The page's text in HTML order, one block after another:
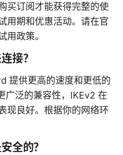
买订阅才能获得完整的使
用期和优惠活动。请在官
用政策。
接？
提供更高的速度和更低的
广泛的兼容性，IKEv2 在
现良好。根据你的网络环
全的？